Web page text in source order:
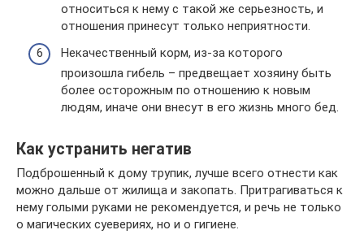
относиться к нему с такой же серьезность, и
отношения принесут только неприятности.
Некачественный корм, из-за которого
произошла гибель – предвещает хозяину быть
более осторожным по отношению к новым
людям, иначе они внесут в его жизнь много бед.
Как устранить негатив
Подброшенный к дому трупик, лучше всего отнести как
можно дальше от жилища и закопать. Притрагиваться к
нему голыми руками не рекомендуется, и речь не только
о магических суевериях, но и о гигиене.